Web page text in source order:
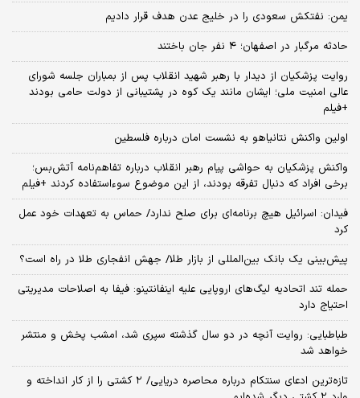
یمن: نفتکش سعودی را در خلیج عدن هدف قرار دادیم
حادثه مرگبار در اصفهان؛ ۴ نفر جان باختند
روایت پزشکیان از دیدار با رهبر شهید انقلاب پس از بمباران جلسه شورای
عالی امنیت ملی؛ ایشان مانند یک کوه در پشتیبانی از دولت حامی بودند
+فیلم
اولین واکنش نتانیاهو به نشست امان درباره فلسطین
واکنش پزشکیان به حواشی پیام رهبر انقلاب درباره تفاهم‌نامه آتش‌بس؛
برخی افراد که دنبال تفرقه بودند، از این موضوع سوءاستفاده کردند +فیلم
فیدان: اسرائیل هیچ برنامه‌ای برای صلح ندارد/ حماس به تعهدات خود عمل
کرد
پیش‌بینی یک بانک بین‌المللی از بازار طلا/ جهش انفجاری طلا در راه است؟
حمله تند اتحادیه لیگ‌های اروپایی علیه اینفانتینو: فیفا به اصلاحات مدیریتی
احتیاج دارد
طباطبایی: روایت آنچه در دو سال گذشته سپری شد، امشب پخش و منتشر
خواهد شد
تازه‌ترین ادعای سنتکام درباره محاصره دریایی/ ۲ کشتی را از کار انداخته و